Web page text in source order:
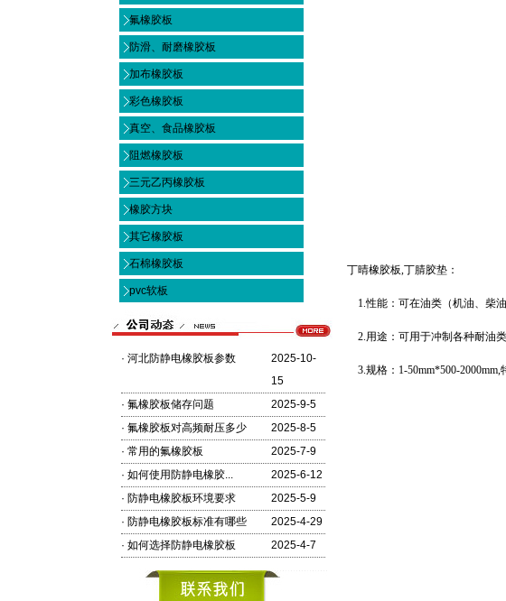
氟橡胶板
防滑、耐磨橡胶板
加布橡胶板
彩色橡胶板
真空、食品橡胶板
阻燃橡胶板
三元乙丙橡胶板
橡胶方块
其它橡胶板
石棉橡胶板
pvc软板
· 河北防静电橡胶板参数
2025-10-
15
· 氟橡胶板储存问题
2025-9-5
· 氟橡胶板对高频耐压多少
2025-8-5
· 常用的氟橡胶板
2025-7-9
· 如何使用防静电橡胶...
2025-6-12
· 防静电橡胶板环境要求
2025-5-9
· 防静电橡胶板标准有哪些
2025-4-29
· 如何选择防静电橡胶板 2025-4-7
丁晴橡胶板,丁腈胶垫：
1.性能：可在油类（机油、柴
2.用途：可用于冲制各种耐油
3.规格：1-50mm*500-2000mm,